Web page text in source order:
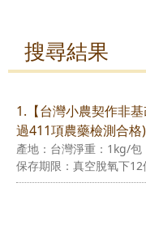
搜尋結果
1.【台灣小農契作非
過411項農藥檢測合格)
產地：台灣淨重：1kg/
保存期限：真空脫氧下12